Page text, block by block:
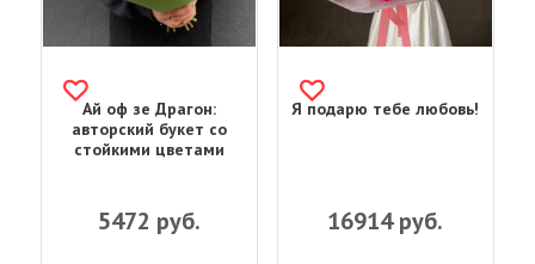
Ай оф зе Драгон:
авторский букет со
стойкими цветами
5472 руб.
Я подарю тебе любовь!
16914руб.